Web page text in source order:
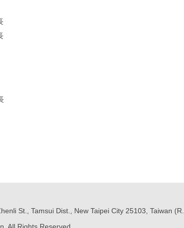
St., Tamsui Dist., New Taipei City 25103, Taiwan
All Rights Reserved.